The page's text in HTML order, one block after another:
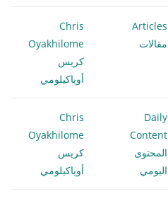
Articles
مقالات
Chris
Oyakhilome
كريس
أوياكيلومي
Daily
Content
المحتوى
اليومي
Chris
Oyakhilome
كريس
أوياكيلومي